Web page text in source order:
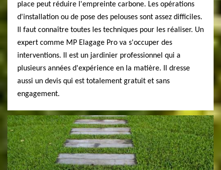
place peut réduire l'empreinte carbone. Les opérations
d'installation ou de pose des pelouses sont assez difficiles.
Il faut connaître toutes les techniques pour les réaliser. Un
expert comme MP Elagage Pro va s'occuper des
interventions. Il est un jardinier professionnel qui a
plusieurs années d'expérience en la matière. Il dresse
aussi un devis qui est totalement gratuit et sans
engagement.